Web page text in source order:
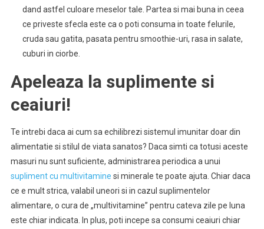
dand astfel culoare meselor tale. Partea si mai buna in ceea
ce priveste sfecla este ca o poti consuma in toate felurile,
cruda sau gatita, pasata pentru smoothie-uri, rasa in salate,
cuburi in ciorbe.
Apeleaza la suplimente si
ceaiuri!
Te intrebi daca ai cum sa echilibrezi sistemul imunitar doar din
alimentatie si stilul de viata sanatos? Daca simti ca totusi aceste
masuri nu sunt suficiente, administrarea periodica a unui
supliment cu multivitamine si minerale te poate ajuta. Chiar daca
ce e mult strica, valabil uneori si in cazul suplimentelor
alimentare, o cura de „multivitamine” pentru cateva zile pe luna
este chiar indicata. In plus, poti incepe sa consumi ceaiuri chiar